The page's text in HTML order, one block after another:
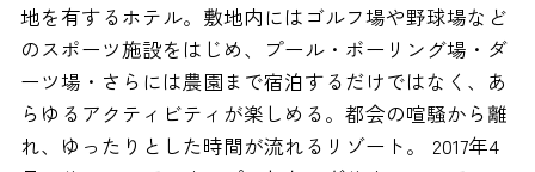
地を有するホテル。敷地内にはゴルフ場や野球場など
のスポーツ施設をはじめ、プール・ボーリング場・ダ
ーツ場・さらには農園まで宿泊するだけではなく、あ
らゆるアクティビティが楽しめる。都会の喧騒から離
れ、ゆったりとした時間が流れるリゾート。 2017年4